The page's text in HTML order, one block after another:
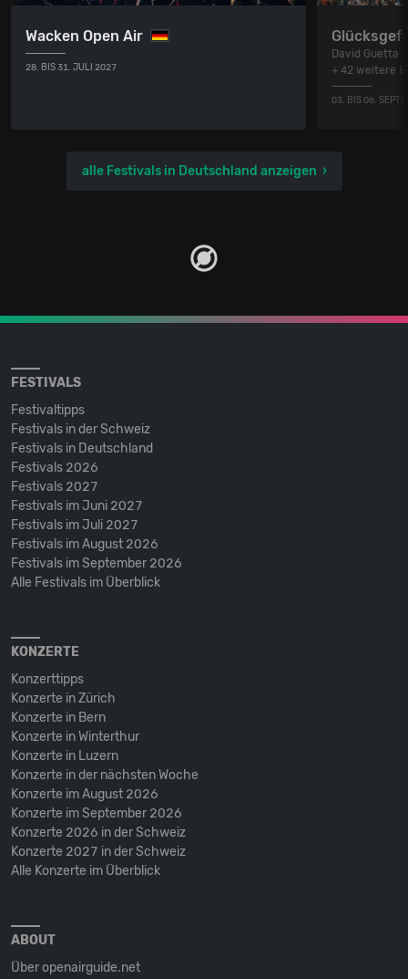
Wacken Open Air
28. BIS 31. JULI 2027
David Guetta
+ 42 weitere
03. BIS 06.
alle Festivals in Deutschland anzeigen
FESTIVALS
Festivaltipps
Festivals in der Schweiz
Festivals in Deutschland
Festivals 2026
Festivals 2027
Festivals im Juni 2027
Festivals im Juli 2027
Festivals im August 2026
Festivals im September 2026
Alle Festivals im Überblick
KONZERTE
Konzerttipps
Konzerte in Zürich
Konzerte in Bern
Konzerte in Winterthur
Konzerte in Luzern
Konzerte in der nächsten Woche
Konzerte im August 2026
Konzerte im September 2026
Konzerte 2026 in der Schweiz
Konzerte 2027 in der Schweiz
Alle Konzerte im Überblick
ABOUT
Über openairguide.net